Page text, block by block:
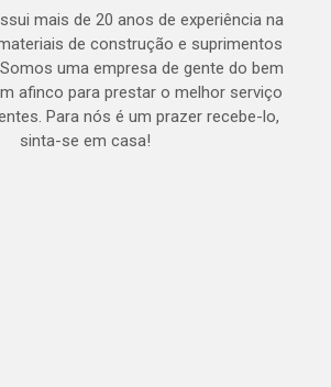
mais de 20 anos de experiência na
de construção e suprimentos
uma empresa de gente do bem
afinco para prestar o melhor serviço
Para nós é um prazer recebe-lo,
sinta-se em casa!